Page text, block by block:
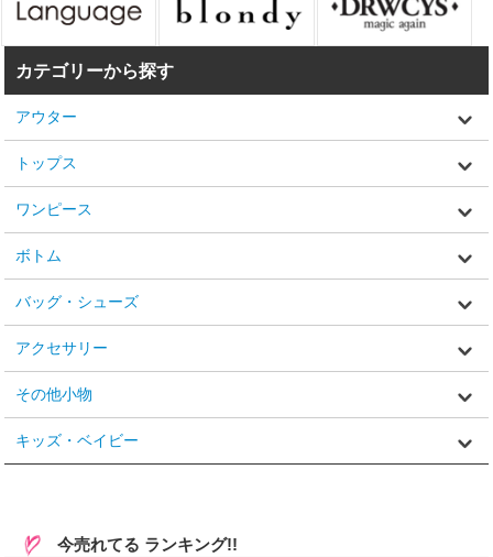
カテゴリーから探す
アウター
トップス
ワンピース
ボトム
バッグ・シューズ
アクセサリー
その他小物
キッズ・ベイビー
今売れてる ランキング!!